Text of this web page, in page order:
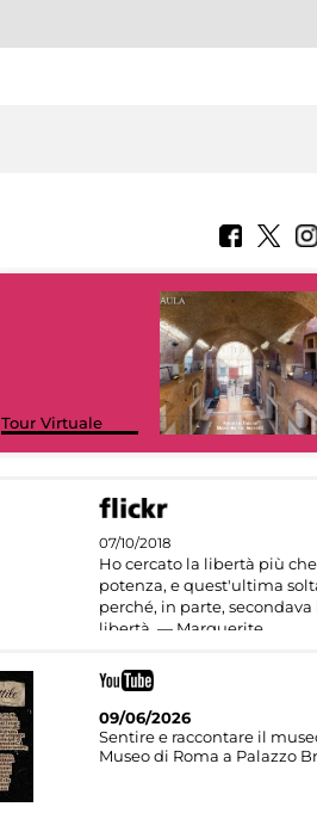
Tour Virtuale
07/10/2018
Ho cercato la libertà più
potenza, e quest'ultima
perché, in parte, secondava
libertà. — Marguerite
09/06/2026
Sentire e raccontare il
Museo di Roma a Palazzo